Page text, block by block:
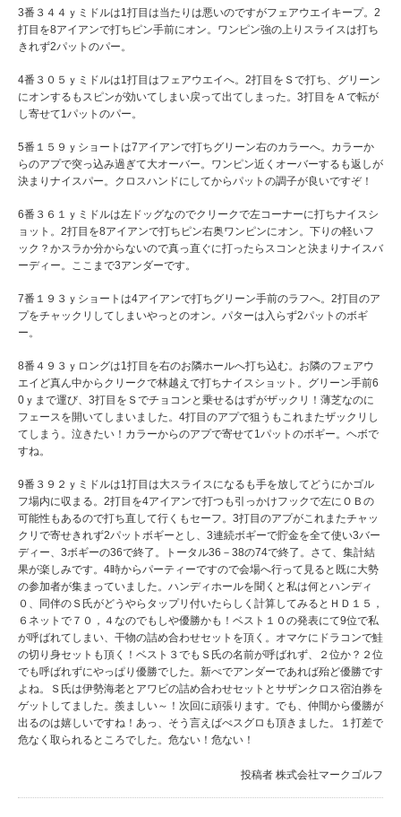
3番３４４ｙミドルは1打目は当たりは悪いのですがフェアウエイキープ。2
打目を8アイアンで打ちピン手前にオン。ワンピン強の上りスライスは打ち
きれず2パットのパー。
4番３０５ｙミドルは1打目はフェアウエイへ。2打目をＳで打ち、グリーン
にオンするもスピンが効いてしまい戻って出てしまった。3打目をＡで転が
し寄せて1パットのパー。
5番１５９ｙショートは7アイアンで打ちグリーン右のカラーへ。カラーか
らのアプで突っ込み過ぎて大オーバー。ワンピン近くオーバーするも返しが
決まりナイスパー。クロスハンドにしてからパットの調子が良いですぞ！
6番３６１ｙミドルは左ドッグなのでクリークで左コーナーに打ちナイスシ
ョット。2打目を8アイアンで打ちピン右奥ワンピンにオン。下りの軽いフ
ック？かスラか分からないので真っ直ぐに打ったらスコンと決まりナイスバ
ーディー。ここまで3アンダーです。
7番１９３ｙショートは4アイアンで打ちグリーン手前のラフへ。2打目のア
プをチャックリしてしまいやっとのオン。パターは入らず2パットのボギ
ー。
8番４９３ｙロングは1打目を右のお隣ホールへ打ち込む。お隣のフェアウ
エイど真ん中からクリークで林越えで打ちナイスショット。グリーン手前6
0ｙまで運び、3打目をＳでチョコンと乗せるはずがザックリ！薄芝なのに
フェースを開いてしまいました。4打目のアプで狙うもこれまたザックリし
てしまう。泣きたい！カラーからのアプで寄せて1パットのボギー。ヘボで
すね。
9番３９２ｙミドルは1打目は大スライスになるも手を放してどうにかゴル
フ場内に収まる。2打目を4アイアンで打つも引っかけフックで左にＯＢの
可能性もあるので打ち直して行くもセーフ。3打目のアプがこれまたチャッ
クリで寄せきれず2パットボギーとし、3連続ボギーで貯金を全て使い3バー
ディー、3ボギーの36で終了。トータル36－38の74で終了。さて、集計結
果が楽しみです。4時からパーティーですので会場へ行って見ると既に大勢
の参加者が集まっていました。ハンディホールを聞くと私は何とハンディ
０、同伴のＳ氏がどうやらタップリ付いたらしく計算してみるとＨＤ１５，
６ネットで７０，４なのでもしや優勝かも！ベスト１０の発表にて9位で私
が呼ばれてしまい、干物の詰め合わせセットを頂く。オマケにドラコンで鮭
の切り身セットも頂く！ベスト３でもＳ氏の名前が呼ばれず、２位か？２位
でも呼ばれずにやっぱり優勝でした。新ぺでアンダーであれば殆ど優勝です
よね。Ｓ氏は伊勢海老とアワビの詰め合わせセットとサザンクロス宿泊券を
ゲットしてました。羨ましい～！次回に頑張ります。でも、仲間から優勝が
出るのは嬉しいですね！あっ、そう言えばべスグロも頂きました。１打差で
危なく取られるところでした。危ない！危ない！
投稿者 株式会社マークゴルフ